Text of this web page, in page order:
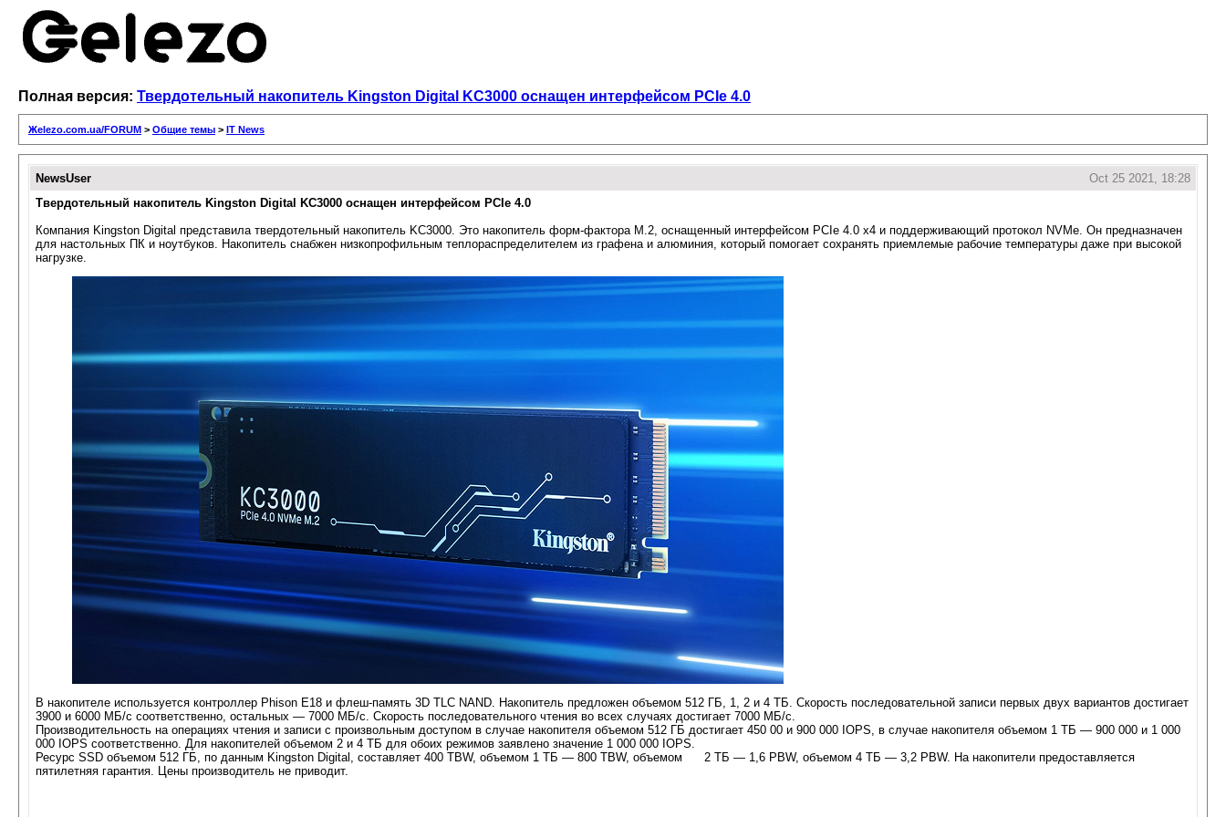
Полная версия: Твердотельный накопитель Kingston Digital KC3000 оснащен интерфейсом PCIe 4.0
Жelezo.com.ua/FORUM > Общие темы > IT News
NewsUser
Oct 25 2021, 18:28
Твердотельный накопитель Kingston Digital KC3000 оснащен интерфейсом PCIe 4.0
Компания Kingston Digital представила твердотельный накопитель KC3000. Это накопитель форм-фактора M.2, оснащенный интерфейсом PCIe 4.0 x4 и поддерживающий протокол NVMe. Он предназначен
для настольных ПК и ноутбуков. Накопитель снабжен низкопрофильным теплораспределителем из графена и алюминия, который помогает сохранять приемлемые рабочие температуры даже при высокой
нагрузке.
В накопителе используется контроллер Phison E18 и флеш-память 3D TLC NAND. Накопитель предложен объемом 512 ГБ, 1, 2 и 4 ТБ. Скорость последовательной записи первых двух вариантов достигает
3900 и 6000 МБ/с соответственно, остальных — 7000 МБ/с. Скорость последовательного чтения во всех случаях достигает 7000 МБ/с.
Производительность на операциях чтения и записи с произвольным доступом в случае накопителя объемом 512 ГБ достигает 450 00 и 900 000 IOPS, в случае накопителя объемом 1 ТБ — 900 000 и 1 000
000 IOPS соответственно. Для накопителей объемом 2 и 4 ТБ для обоих режимов заявлено значение 1 000 000 IOPS.
Ресурс SSD объемом 512 ГБ, по данным Kingston Digital, составляет 400 TBW, объемом 1 ТБ — 800 TBW, объемом 2 ТБ — 1,6 PBW, объемом 4 ТБ — 3,2 PBW. На накопители предоставляется
пятилетняя гарантия. Цены производитель не приводит.